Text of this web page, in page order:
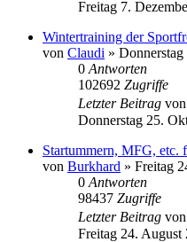
Freitag 7.
Wintertraining der
von Claudi »
0 Antworten
102692 Zugriffe
Letzter Beitrag von
Donnerstag 25.
Startummern, MFG, etc.
von Burkhard » Freitag
0 Antworten
98437 Zugriffe
Letzter Beitrag von
Freitag 24. August